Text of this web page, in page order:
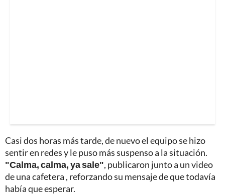
Casi dos horas más tarde, de nuevo el equipo se hizo
sentir en redes y le puso más suspenso a la situación.
"Calma, calma, ya sale", publicaron junto a un video
de una cafetera , reforzando su mensaje de que todavía
había que esperar.